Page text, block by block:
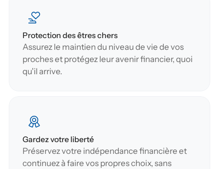
Protection des êtres chers
Assurez le maintien du niveau de vie de vos
proches et protégez leur avenir financier, quoi
qu'il arrive.
Gardez votre liberté
Préservez votre indépendance financière et
continuez à faire vos propres choix, sans